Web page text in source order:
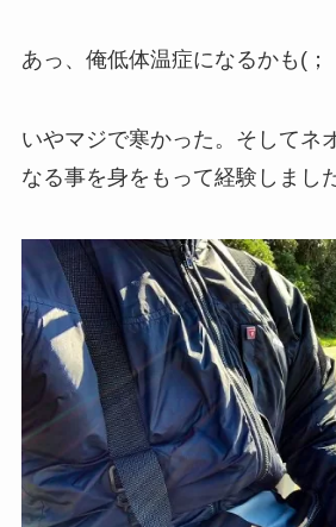
あっ、俺低体温症になるかも(；
いやマジで寒かった。そしてネ
なる事を身をもって経験しまし